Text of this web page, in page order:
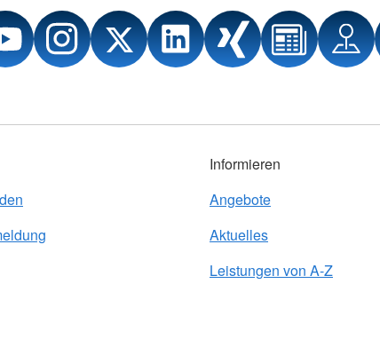
Informieren
Angebote
Aktuelles
Leistungen von A-Z